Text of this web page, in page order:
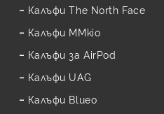
Калъфи The North Face
Калъфи MMkio
Калъфи за AirPod
Калъфи UAG
Калъфи Blueo